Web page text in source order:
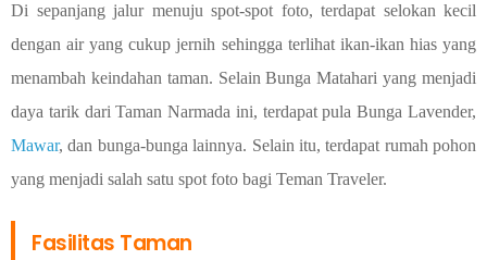
Di sepanjang jalur menuju spot-spot foto, terdapat selokan kecil
dengan air yang cukup jernih sehingga terlihat ikan-ikan hias yang
menambah keindahan taman. Selain Bunga Matahari yang menjadi
daya tarik dari Taman Narmada ini, terdapat pula Bunga Lavender,
Mawar, dan bunga-bunga lainnya. Selain itu, terdapat rumah pohon
yang menjadi salah satu spot foto bagi Teman Traveler.
Fasilitas Taman